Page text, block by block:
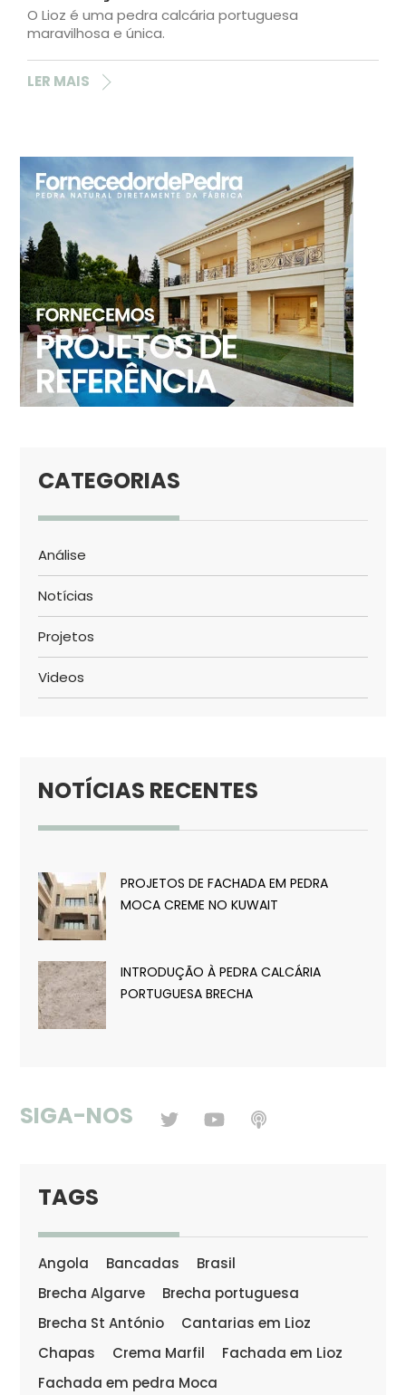
O Lioz é uma pedra calcária portuguesa
maravilhosa e única.
LER MAIS
CATEGORIAS
Análise
Notícias
Projetos
Videos
NOTÍCIAS RECENTES
PROJETOS DE FACHADA EM PEDRA
MOCA CREME NO KUWAIT
INTRODUÇÃO À PEDRA CALCÁRIA
PORTUGUESA BRECHA
SIGA-NOS
TAGS
Angola Bancadas
Brasil
Brecha Algarve
Brecha portuguesa
Brecha St António
Cantarias em Lioz
Chapas
Crema Marfil
Fachada em Lioz
Fachada em pedra Moca